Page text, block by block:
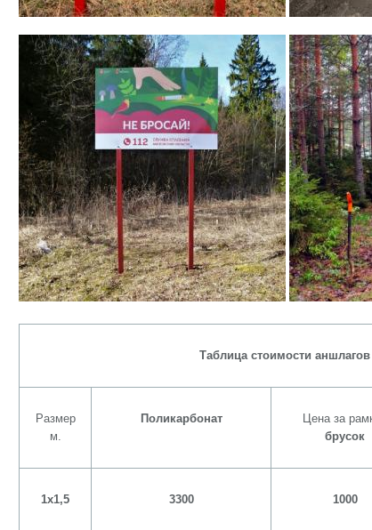
Таблица стоимости
Размер
м.
Поликарбонат
Цена за
брусок
1х1,5 3300 1000